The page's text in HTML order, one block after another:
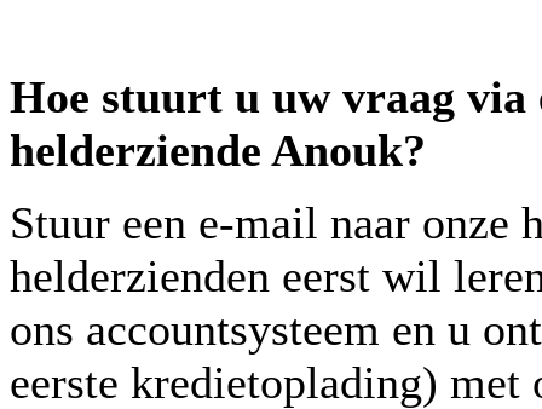
Hoe stuurt u uw vraag
helderziende Anouk?
Stuur een e-mail naar onze
helderzienden eerst wil
ons accountsysteem en u
eerste kredietoplading) met